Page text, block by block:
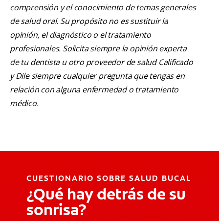
comprensión y el conocimiento de temas generales
de salud oral. Su propósito no es sustituir la
opinión, el diagnóstico o el tratamiento
profesionales. Solicita siempre la opinión experta
de tu dentista u otro proveedor de salud Calificado
y Dile siempre cualquier pregunta que tengas en
relación con alguna enfermedad o tratamiento
médico.
CUESTIONARIO SOBRE SALUD BUCAL
¿Qué hay detrás de su
sonrisa?